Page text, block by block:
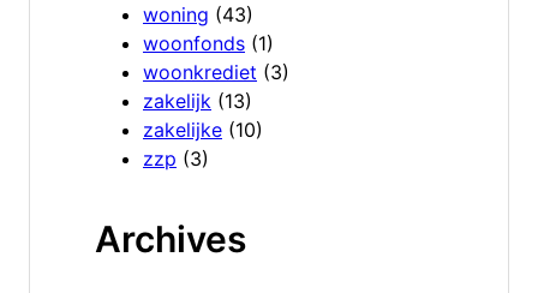
woning (43)
woonfonds (1)
woonkrediet (3)
zakelijk (13)
zakelijke (10)
zzp (3)
Archives